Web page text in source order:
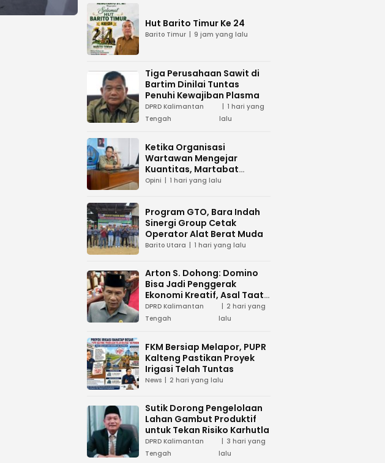
Hut Barito Timur Ke 24
Barito Timur 9 jam yang lalu
Tiga Perusahaan Sawit di
Bartim Dinilai Tuntas
Penuhi Kewajiban Plasma
DPRD Kalimantan
Tengah
1 hari yang
lalu
Ketika Organisasi
Wartawan Mengejar
Kuantitas, Martabat
Profesi Menjadi Taruhan
Opini 1 hari yang lalu
Program GTO, Bara Indah
Sinergi Group Cetak
Operator Alat Berat Muda
Barito Utara 1 hari yang lalu
Arton S. Dohong: Domino
Bisa Jadi Penggerak
Ekonomi Kreatif, Asal Taat
Aturan
DPRD Kalimantan
Tengah
2 hari yang
lalu
FKM Bersiap Melapor, PUPR
Kalteng Pastikan Proyek
Irigasi Telah Tuntas
News 2 hari yang lalu
Sutik Dorong Pengelolaan
Lahan Gambut Produktif
untuk Tekan Risiko Karhutla
DPRD Kalimantan
Tengah
3 hari yang
lalu